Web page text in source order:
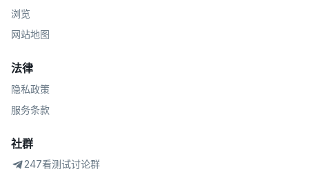
浏览
网站地图
法律
隐私政策
服务条款
社群
247看测试讨论群